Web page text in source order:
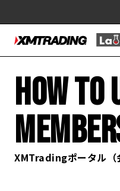
HOW TO
XMTradingポータル（